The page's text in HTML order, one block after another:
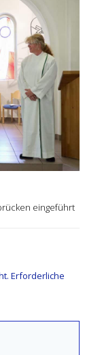
eingeführt
Erforderliche